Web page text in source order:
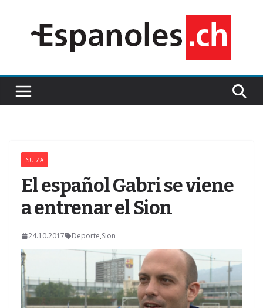
contenido
SUIZA
El español Gabri se viene
a entrenar el Sion
24.10.2017 Deporte,Sion